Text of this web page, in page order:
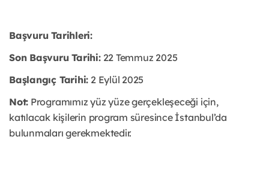
Başvuru Tarihleri:
Son Başvuru Tarihi:22 Temmuz 2025
Başlangıç Tarihi: 2 Eylül 2025
Not: Programımız yüz yüze gerçekleşeceği için,
katılacak kişilerin program süresince İstanbul’da
bulunmaları gerekmektedir.